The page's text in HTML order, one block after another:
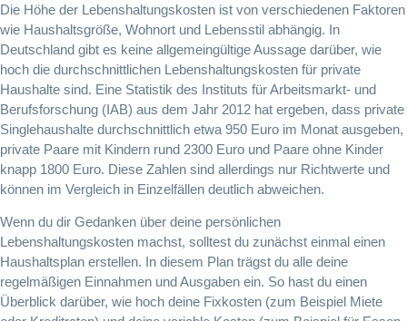
Die Höhe der Lebenshaltungskosten ist von verschiedenen Faktoren
wie Haushaltsgröße, Wohnort und Lebensstil abhängig. In
Deutschland gibt es keine allgemeingültige Aussage darüber, wie
hoch die durchschnittlichen Lebenshaltungskosten für private
Haushalte sind. Eine Statistik des Instituts für Arbeitsmarkt- und
Berufsforschung (IAB) aus dem Jahr 2012 hat ergeben, dass private
Singlehaushalte durchschnittlich etwa 950 Euro im Monat ausgeben,
private Paare mit Kindern rund 2300 Euro und Paare ohne Kinder
knapp 1800 Euro. Diese Zahlen sind allerdings nur Richtwerte und
können im Vergleich in Einzelfällen deutlich abweichen.
Wenn du dir Gedanken über deine persönlichen
Lebenshaltungskosten machst, solltest du zunächst einmal einen
Haushaltsplan erstellen. In diesem Plan trägst du alle deine
regelmäßigen Einnahmen und Ausgaben ein. So hast du einen
Überblick darüber, wie hoch deine Fixkosten (zum Beispiel Miete